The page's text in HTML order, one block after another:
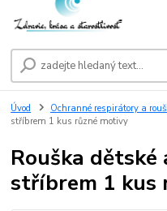
Úvod Ochranné respirátory a
stříbrem 1 kus různé motivy
Rouška
stříbrem 1 kus